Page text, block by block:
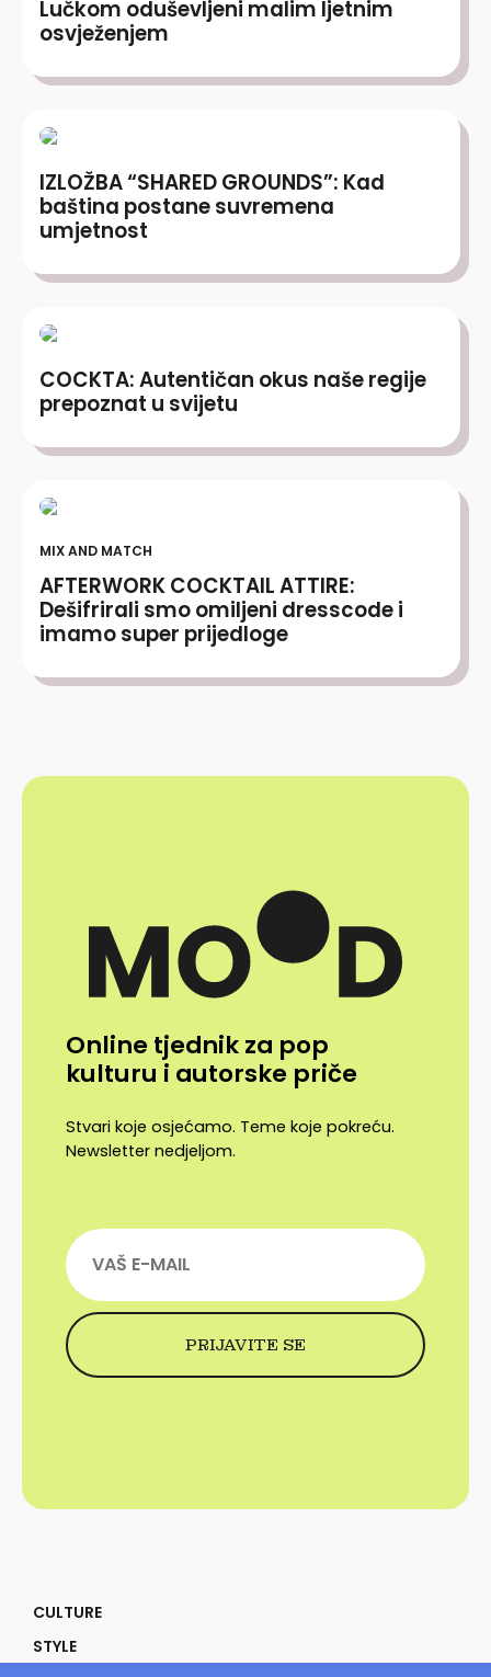
Lučkom oduševljeni malim ljetnim
osvježenjem
IZLOŽBA “SHARED GROUNDS”: Kad
baština postane suvremena
umjetnost
COCKTA: Autentičan okus naše regije
prepoznat u svijetu
MIX AND MATCH
AFTERWORK COCKTAIL ATTIRE:
Dešifrirali smo omiljeni dresscode i
imamo super prijedloge
Online tjednik za pop
kulturu i autorske priče
Stvari koje osjećamo. Teme koje pokreću.
Newsletter nedjeljom.
CULTURE
STYLE